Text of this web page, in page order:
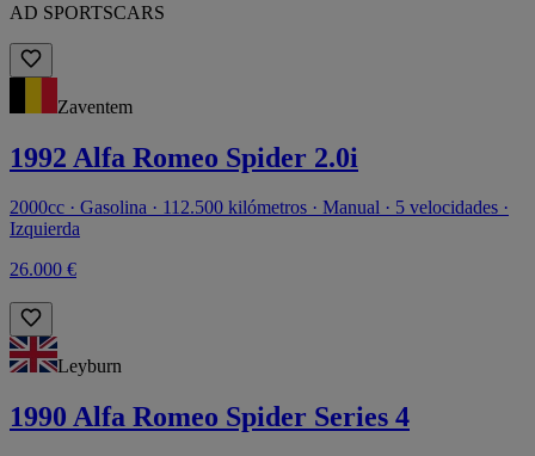
AD SPORTSCARS
Zaventem
1992 Alfa Romeo Spider 2.0i
2000cc · Gasolina · 112.500 kilómetros · Manual · 5 velocidades ·
Izquierda
26.000 €
Leyburn
1990 Alfa Romeo Spider Series 4